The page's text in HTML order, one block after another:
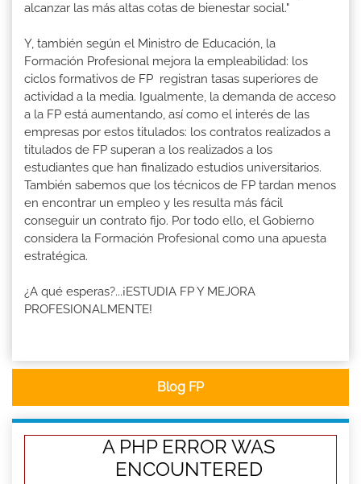
alcanzar las más altas cotas de bienestar social."
Y, también según el Ministro de Educación, la
Formación Profesional mejora la empleabilidad: los
ciclos formativos de FP registran tasas superiores de
actividad a la media. Igualmente, la demanda de acceso
a la FP está aumentando, así como el interés de las
empresas por estos titulados: los contratos realizados a
titulados de FP superan a los realizados a los
estudiantes que han finalizado estudios universitarios.
También sabemos que los técnicos de FP tardan menos
en encontrar un empleo y les resulta más fácil
conseguir un contrato fijo. Por todo ello, el Gobierno
considera la Formación Profesional como una apuesta
estratégica.
¿A qué esperas?...¡ESTUDIA FP Y MEJORA
PROFESIONALMENTE!
Blog FP
A PHP ERROR WAS
ENCOUNTERED